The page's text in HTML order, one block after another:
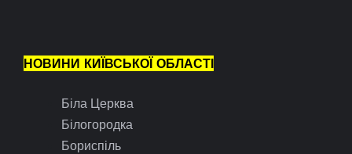
НОВИНИ КИЇВСЬКОЇ ОБЛАСТІ
Біла Церква
Білогородка
Бориспіль